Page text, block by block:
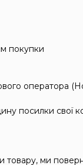
покупки
оператора
посилки свої
товару, ми